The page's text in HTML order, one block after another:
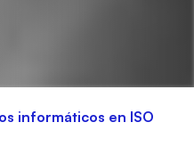
informáticos en ISO